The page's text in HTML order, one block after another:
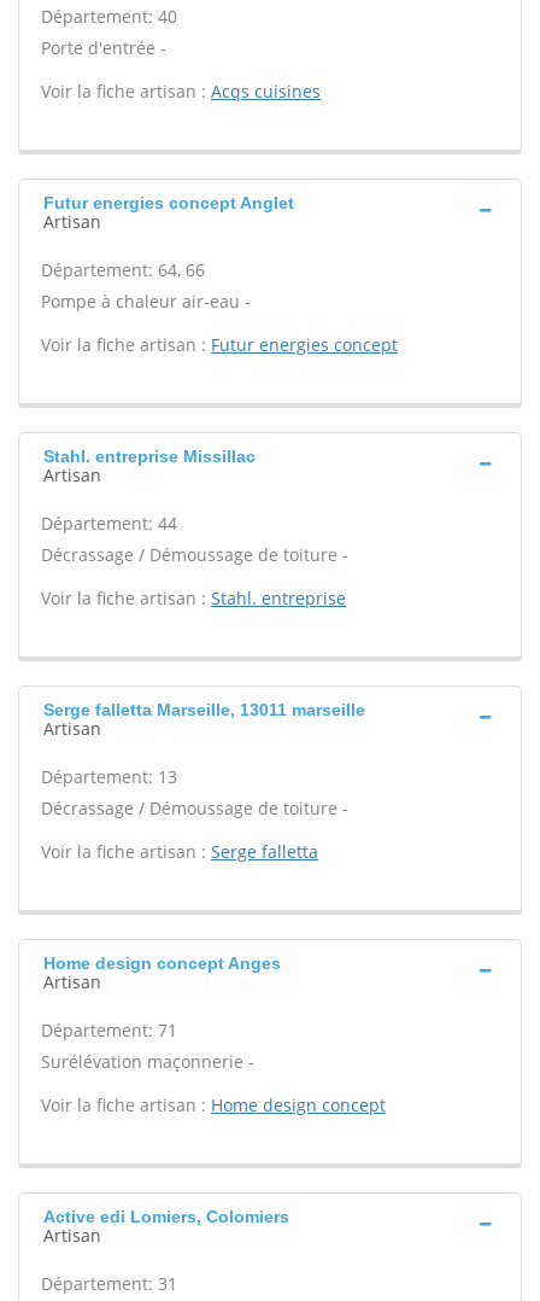
Département: 40
Porte d'entrée -
Voir la fiche artisan : Acqs cuisines
Futur energies concept Anglet
Artisan
Département: 64, 66
Pompe à chaleur air-eau -
Voir la fiche artisan : Futur energies concept
Stahl. entreprise Missillac
Artisan
Département: 44
Décrassage / Démoussage de toiture -
Voir la fiche artisan : Stahl. entreprise
Serge falletta Marseille, 13011 marseille
Artisan
Département: 13
Décrassage / Démoussage de toiture -
Voir la fiche artisan : Serge falletta
Home design concept Anges
Artisan
Département: 71
Surélévation maçonnerie -
Voir la fiche artisan : Home design concept
Active edi Lomiers, Colomiers
Artisan
Département: 31